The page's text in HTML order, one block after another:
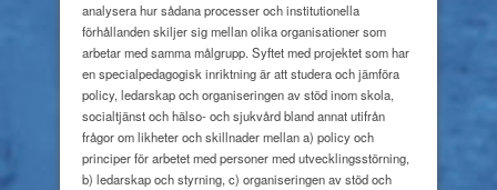
analysera hur sådana processer och institutionella
förhållanden skiljer sig mellan olika organisationer som
arbetar med samma målgrupp. Syftet med projektet som har
en specialpedagogisk inriktning är att studera och jämföra
policy, ledarskap och organiseringen av stöd inom skola,
socialtjänst och hälso- och sjukvård bland annat utifrån
frågor om likheter och skillnader mellan a) policy och
principer för arbetet med personer med utvecklingsstörning,
b) ledarskap och styrning, c) organiseringen av stöd och